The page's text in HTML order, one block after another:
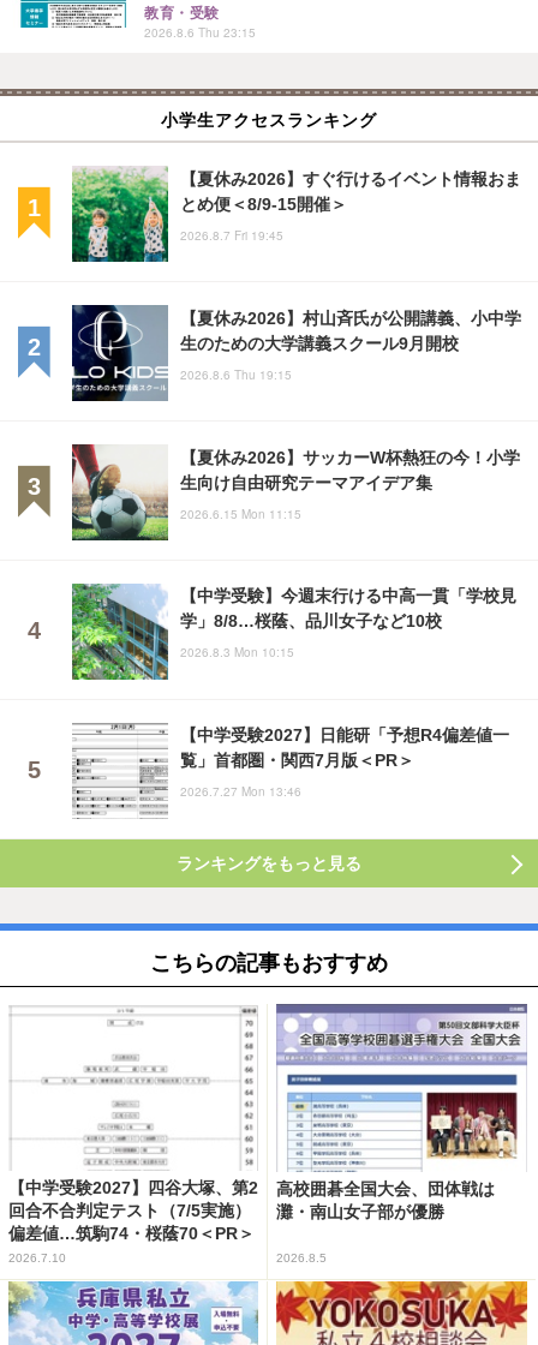
教育・受験
2026.8.6 Thu 23:15
小学生アクセスランキング
【夏休み2026】すぐ行けるイベント情報おま
とめ便＜8/9-15開催＞
2026.8.7 Fri 19:45
【夏休み2026】村山斉氏が公開講義、小中学
生のための大学講義スクール9月開校
2026.8.6 Thu 19:15
【夏休み2026】サッカーW杯熱狂の今！小学
生向け自由研究テーマアイデア集
2026.6.15 Mon 11:15
【中学受験】今週末行ける中高一貫「学校見
学」8/8…桜蔭、品川女子など10校
2026.8.3 Mon 10:15
【中学受験2027】日能研「予想R4偏差値一
覧」首都圏・関西7月版＜PR＞
2026.7.27 Mon 13:46
ランキングをもっと見る
こちらの記事もおすすめ
【中学受験2027】四谷大塚、第2
回合不合判定テスト（7/5実施）
偏差値…筑駒74・桜蔭70＜PR＞
2026.7.10
高校囲碁全国大会、団体戦は
灘・南山女子部が優勝
2026.8.5